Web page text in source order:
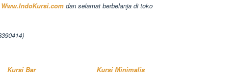
dan selamat berbelanja di toko
Kursi Bar
Kursi Minimalis